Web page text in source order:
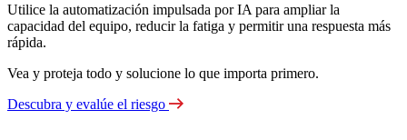
Utilice la automatización impulsada por IA para ampliar la
capacidad del equipo, reducir la fatiga y permitir una respuesta más
rápida.
Vea y proteja todo y solucione lo que importa primero.
Descubra y evalúe el riesgo